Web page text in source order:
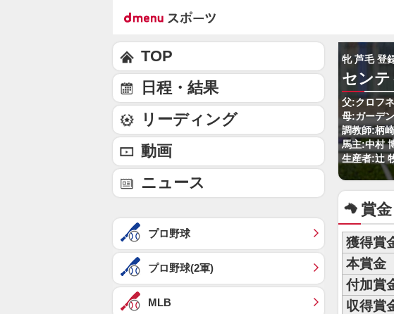
牝 芦毛 登
セン
父:クロフネ
母:ガーデ
調教師:柄
馬主:中村
生産者:辻
賞金
獲得賞
本賞金
付加賞
収得賞
TOP
日程・結果
リーディング
動画
ニュース
プロ野球
プロ野球(2軍)
MLB